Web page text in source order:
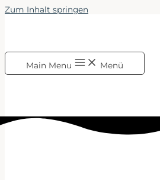
Zum Inhalt springen
Main Menu Menü